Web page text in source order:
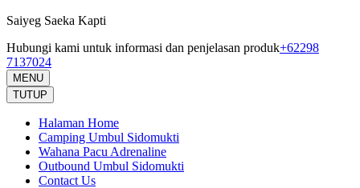
Saiyeg Saeka Kapti
Hubungi kami untuk informasi dan penjelasan produk+62298
7137024
MENU
TUTUP
Halaman Home
Camping Umbul Sidomukti
Wahana Pacu Adrenaline
Outbound Umbul Sidomukti
Contact Us